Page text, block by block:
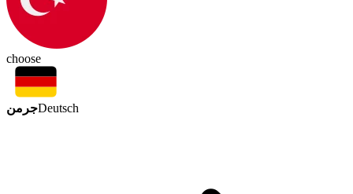
choose
جرمنDeutsch